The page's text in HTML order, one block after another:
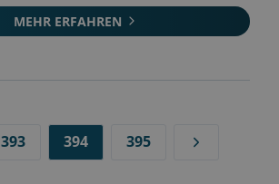
MEHR ERFAHREN
393 394 395